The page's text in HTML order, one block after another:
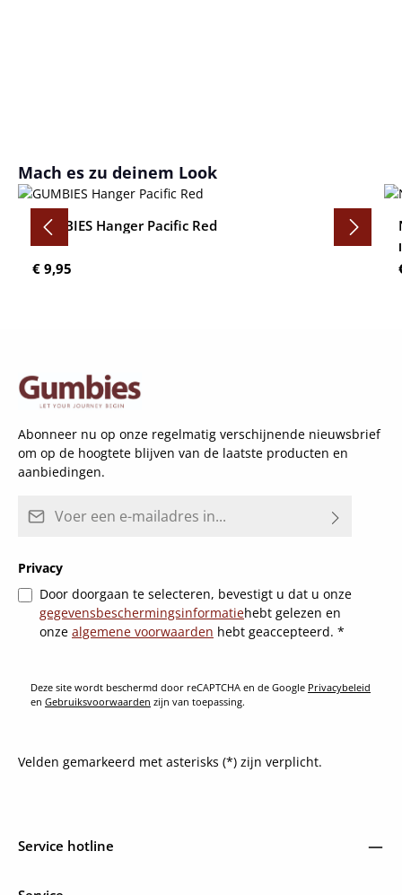
Productgalerij overslaan
Mach es zu deinem Look
GUMBIES Hanger Pacific Red
Normale prijs:
€ 9,95
Abonneer nu op onze regelmatig verschijnende nieuwsbrief
om op de hoogtete blijven van de laatste producten en
aanbiedingen.
Privacy
Door doorgaan te selecteren, bevestigt u dat u onze
gegevensbeschermingsinformatiehebt gelezen en
onze algemene voorwaarden hebt geaccepteerd. *
Deze site wordt beschermd door reCAPTCHA en de Google Privacybeleid
en Gebruiksvoorwaarden zijn van toepassing.
Velden gemarkeerd met asterisks (*) zijn verplicht.
Service hotline